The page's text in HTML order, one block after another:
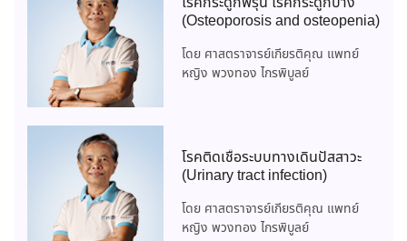
(Osteoporosis and osteopenia)
โดย ศาสตราจารย์เกียรติคุณ แพทย์
หญิง พวงทอง ไกรพิบูลย์
โรคติดเชื้อระบบทางเดินปัสสาวะ
(Urinary tract infection)
โดย ศาสตราจารย์เกียรติคุณ แพทย์
หญิง พวงทอง ไกรพิบูลย์